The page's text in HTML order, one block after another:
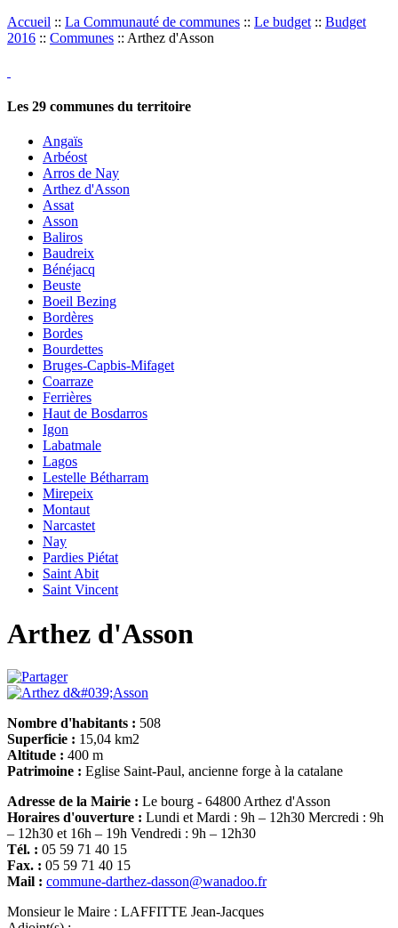
Accueil :: La Communauté de communes :: Le budget :: Budget
2016 :: Communes :: Arthez d'Asson
Les 29 communes du territoire
Angaïs
Arbéost
Arros de Nay
Arthez d'Asson
Assat
Asson
Baliros
Baudreix
Bénéjacq
Beuste
Boeil Bezing
Bordères
Bordes
Bourdettes
Bruges-Capbis-Mifaget
Coarraze
Ferrières
Haut de Bosdarros
Igon
Labatmale
Lagos
Lestelle Bétharram
Mirepeix
Montaut
Narcastet
Nay
Pardies Piétat
Saint Abit
Saint Vincent
Arthez d'Asson
Nombre d'habitants : 508
Superficie : 15,04 km2
Altitude : 400 m
Patrimoine : Eglise Saint-Paul, ancienne forge à la catalane
Adresse de la Mairie : Le bourg - 64800 Arthez d'Asson
Horaires d'ouverture : Lundi et Mardi : 9h – 12h30 Mercredi : 9h
– 12h30 et 16h – 19h Vendredi : 9h – 12h30
Tél. : 05 59 71 40 15
Fax. : 05 59 71 40 15
Mail : commune-darthez-dasson@wanadoo.fr
Monsieur le Maire : LAFFITTE Jean-Jacques